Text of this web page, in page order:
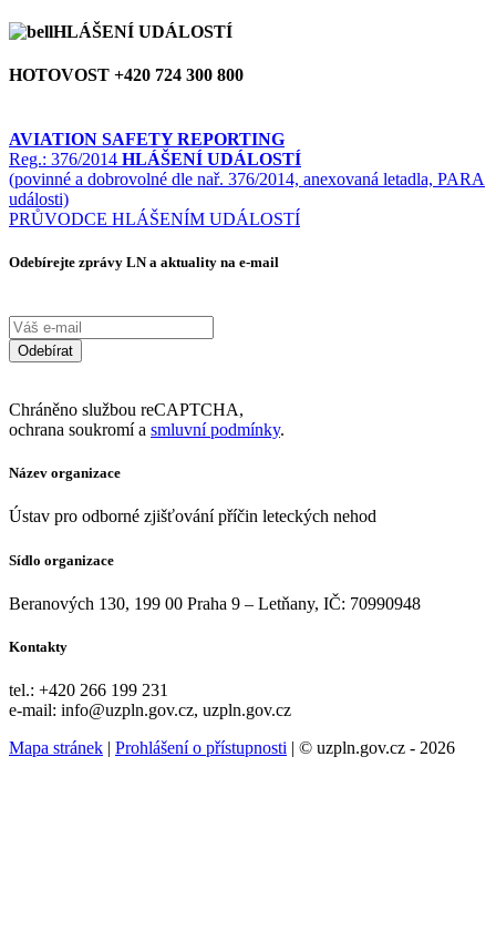
HLÁŠENÍ UDÁLOSTÍ
HOTOVOST +420 724 300 800
AVIATION SAFETY REPORTING
Reg.: 376/2014 HLÁŠENÍ UDÁLOSTÍ
(povinné a dobrovolné dle nař. 376/2014, anexovaná letadla, PARA
události)
PRŮVODCE HLÁŠENÍM UDÁLOSTÍ
Odebírejte zprávy LN a aktuality na e-mail
Odebírat
Chráněno službou reCAPTCHA,
ochrana soukromí a smluvní podmínky.
Název organizace
Ústav pro odborné zjišťování příčin leteckých nehod
Sídlo organizace
Beranových 130, 199 00 Praha 9 – Letňany, IČ: 70990948
Kontakty
tel.: +420 266 199 231
e-mail: info@uzpln.gov.cz, uzpln.gov.cz
Mapa stránek | Prohlášení o přístupnosti | © uzpln.gov.cz - 2026